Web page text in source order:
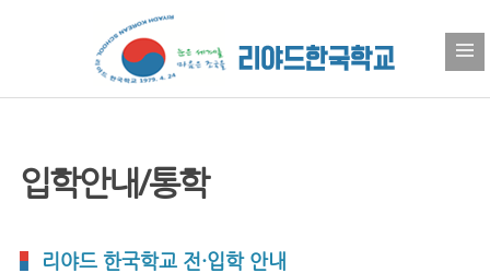
입학안내/통학
리야드 한국학교 전·입학 안내